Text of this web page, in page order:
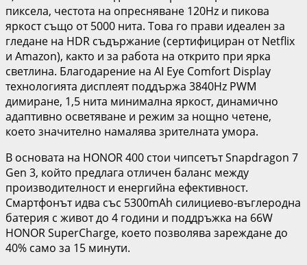
пиксела, честота на опресняване 120Hz и пикова
яркост също от 5000 нита. Това го прави идеален за
гледане на HDR съдържание (сертифициран от Netflix
и Amazon), както и за работа на открито при ярка
светлина. Благодарение на AI Eye Comfort Display
технологията дисплеят поддържа 3840Hz PWM
димиране, 1,5 нита минимална яркост, динамично
адаптивно осветяване и режим за нощно четене,
което значително намалява зрителната умора.
В основата на HONOR 400 стои чипсетът Snapdragon 7
Gen 3, който предлага отличен баланс между
производителност и енергийна ефективност.
Смартфонът идва със 5300mAh силициево-въглеродна
батерия с живот до 4 години и поддръжка на 66W
HONOR SuperCharge, което позволява зареждане до
40% само за 15 минути.